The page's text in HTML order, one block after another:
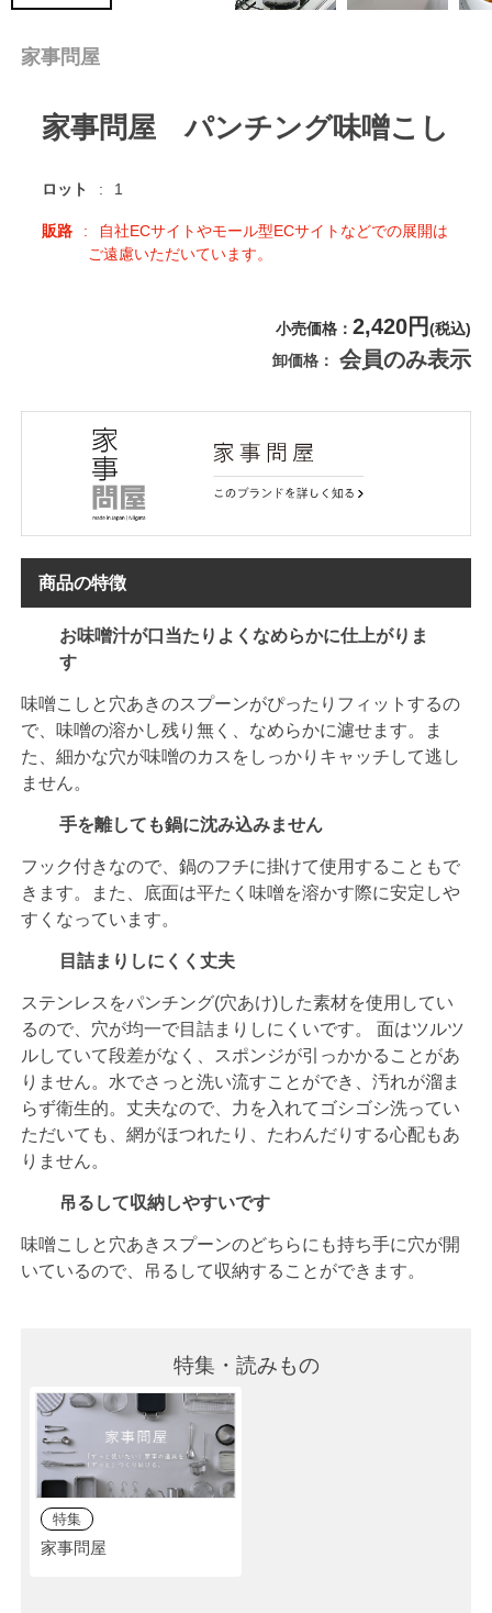
家事問屋
家事問屋 パンチング味噌こし
ロット 1
販路
自社ECサイトやモール型ECサイトなどでの展開は
ご遠慮いただいています。
小売価格 2,420円(税込)
卸価格
会員のみ表示
商品の特徴
お味噌汁が口当たりよくなめらかに仕上がりま
す
味噌こしと穴あきのスプーンがぴったりフィットするの
で、味噌の溶かし残り無く、なめらかに濾せます。ま
た、細かな穴が味噌のカスをしっかりキャッチして逃し
ません。
手を離しても鍋に沈み込みません
フック付きなので、鍋のフチに掛けて使用することもで
きます。また、底面は平たく味噌を溶かす際に安定しや
すくなっています。
目詰まりしにくく丈夫
ステンレスをパンチング(穴あけ)した素材を使用してい
るので、穴が均一で目詰まりしにくいです。 面はツルツ
ルしていて段差がなく、スポンジが引っかかることがあ
りません。水でさっと洗い流すことができ、汚れが溜ま
らず衛生的。丈夫なので、力を入れてゴシゴシ洗ってい
ただいても、網がほつれたり、たわんだりする心配もあ
りません。
吊るして収納しやすいです
味噌こしと穴あきスプーンのどちらにも持ち手に穴が開
いているので、吊るして収納することができます。
特集・読みもの
特集
家事問屋